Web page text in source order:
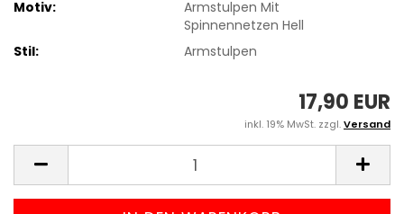
Motiv:
Armstulpen Mit
Spinnennetzen Hell
Stil:
Armstulpen
17,90 EUR
inkl. 19% MwSt. zzgl.Versand